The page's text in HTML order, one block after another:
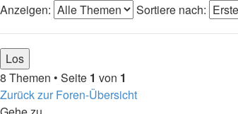
Anzeigen:
Sortiere nach:
8 Themen • Seite 1 von 1
Zurück zur Foren-Übersicht